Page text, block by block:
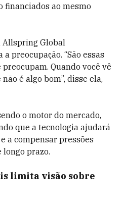
financiados ao mesmo
Allspring Global
preocupação. “São essas
Quando você vê
é algo bom”, disse ela,
o motor do mercado,
que a tecnologia ajudará
a compensar pressões
prazo.
limita visão sobre